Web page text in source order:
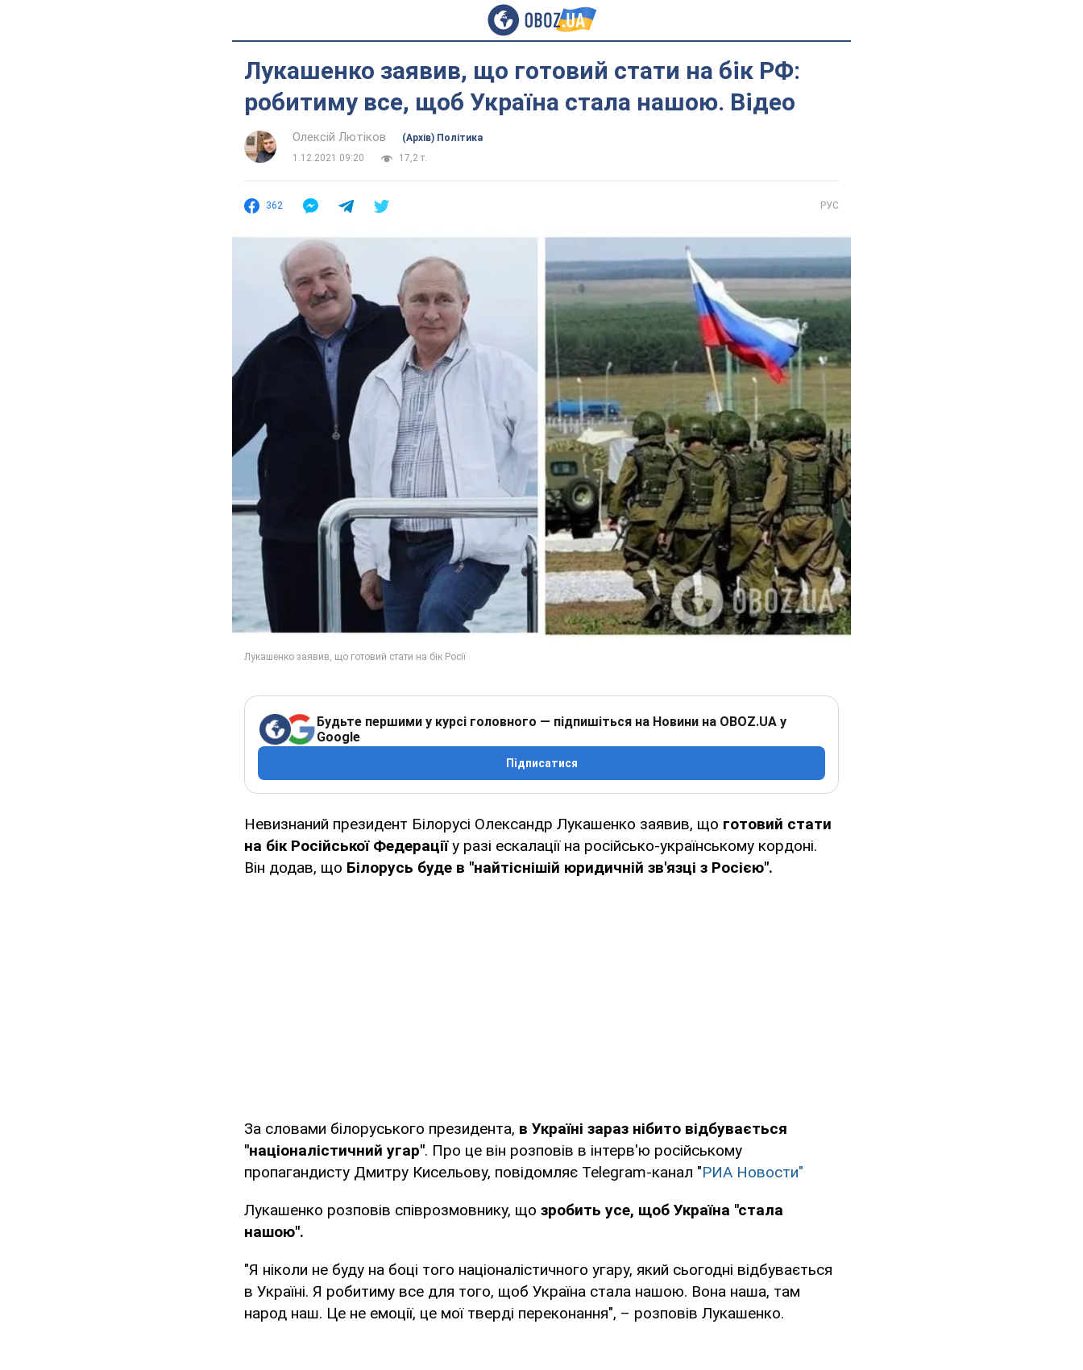
Лукашенко заявив, що готовий стати на бік РФ:
робитиму все, щоб Україна стала нашою. Відео
Олексій Лютіков
(Архів) Політика
1.12.2021 09:20
17,2 т.
362 РУС
Будьте першими у курсі головного — підпишіться на Новини на OBOZ.UA у
Google
Підписатися
Невизнаний президент Білорусі Олександр Лукашенко заявив, що готовий стати
на бік Російської Федераціїу разі ескалації на російсько-українському кордоні.
Він додав, що Білорусь буде в "найтіснішій юридичній зв'язці з Росією".
За словами білоруського президента, в Україні зараз нібито відбувається
"націоналістичний угар". Про це він розповів в інтерв'ю російському
пропагандисту Дмитру Кисельову, повідомляє Telegram-канал "РИА Новости"
Лукашенко розповів співрозмовнику, що зробить усе, щоб Україна "стала
нашою".
"Я ніколи не буду на боці того націоналістичного угару, який сьогодні відбувається
в Україні. Я робитиму все для того, щоб Україна стала нашою. Вона наша, там
народ наш. Це не емоції, це мої тверді переконання", – розповів Лукашенко.